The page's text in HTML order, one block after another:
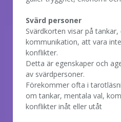
Svärd personer
Svärdkorten visar på
kommunikation, att vara
konflikter.
Detta är egenskaper och
av svärdpersoner.
Förekommer ofta i
om tankar, mentala val,
konflikter inåt eller utåt